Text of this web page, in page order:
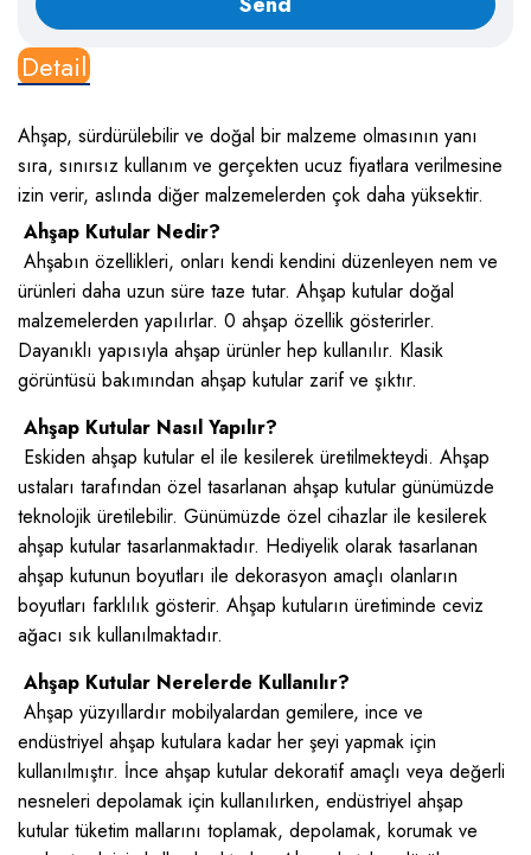
Detail
Ahşap, sürdürülebilir ve doğal bir malzeme olmasının yanı
sıra, sınırsız kullanım ve gerçekten ucuz fiyatlara verilmesine
izin verir, aslında diğer malzemelerden çok daha yüksektir.
Ahşap Kutular Nedir?
Ahşabın özellikleri, onları kendi kendini düzenleyen nem ve
ürünleri daha uzun süre taze tutar. Ahşap kutular doğal
malzemelerden yapılırlar. 0 ahşap özellik gösterirler.
Dayanıklı yapısıyla ahşap ürünler hep kullanılır. Klasik
görüntüsü bakımından ahşap kutular zarif ve şıktır.
Ahşap Kutular Nasıl Yapılır?
Eskiden ahşap kutular el ile kesilerek üretilmekteydi. Ahşap
ustaları tarafından özel tasarlanan ahşap kutular günümüzde
teknolojik üretilebilir. Günümüzde özel cihazlar ile kesilerek
ahşap kutular tasarlanmaktadır. Hediyelik olarak tasarlanan
ahşap kutunun boyutları ile dekorasyon amaçlı olanların
boyutları farklılık gösterir. Ahşap kutuların üretiminde ceviz
ağacı sık kullanılmaktadır.
Ahşap Kutular Nerelerde Kullanılır?
Ahşap yüzyıllardır mobilyalardan gemilere, ince ve
endüstriyel ahşap kutulara kadar her şeyi yapmak için
kullanılmıştır. İnce ahşap kutular dekoratif amaçlı veya değerli
nesneleri depolamak için kullanılırken, endüstriyel ahşap
kutular tüketim mallarını toplamak, depolamak, korumak ve